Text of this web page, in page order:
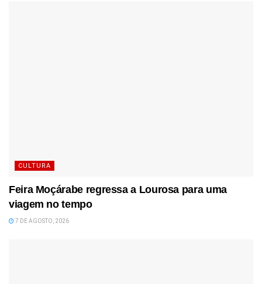
CULTURA
Feira Moçárabe regressa a Lourosa para uma
viagem no tempo
7 DE AGOSTO, 2026